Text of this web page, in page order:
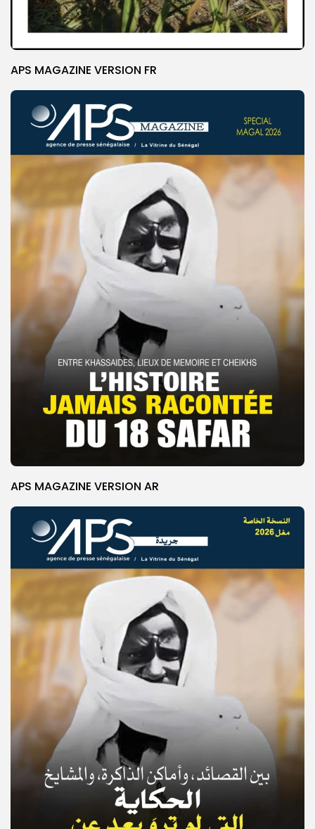
© Copyright 2025, APS
APS MAGAZINE VERSION FR
APS MAGAZINE VERSION AR